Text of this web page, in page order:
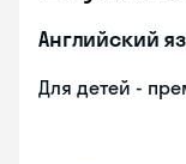
Английский
Для детей -